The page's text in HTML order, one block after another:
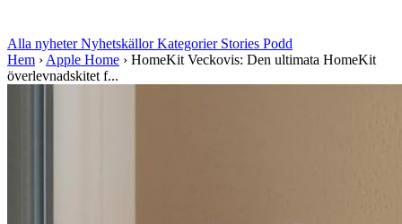
Alla nyheterNyhetskällorKategorier Stories Podd
Hem › Apple Home › HomeKit Veckovis: Den ultimata HomeKit
överlevnadskitet f...